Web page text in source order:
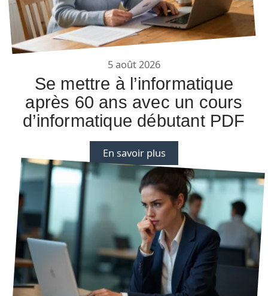
5 août 2026
Se mettre à l’informatique
après 60 ans avec un cours
d’informatique débutant PDF
En savoir plus